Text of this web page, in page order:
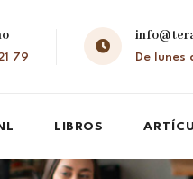
79 De lunes
LIBROS